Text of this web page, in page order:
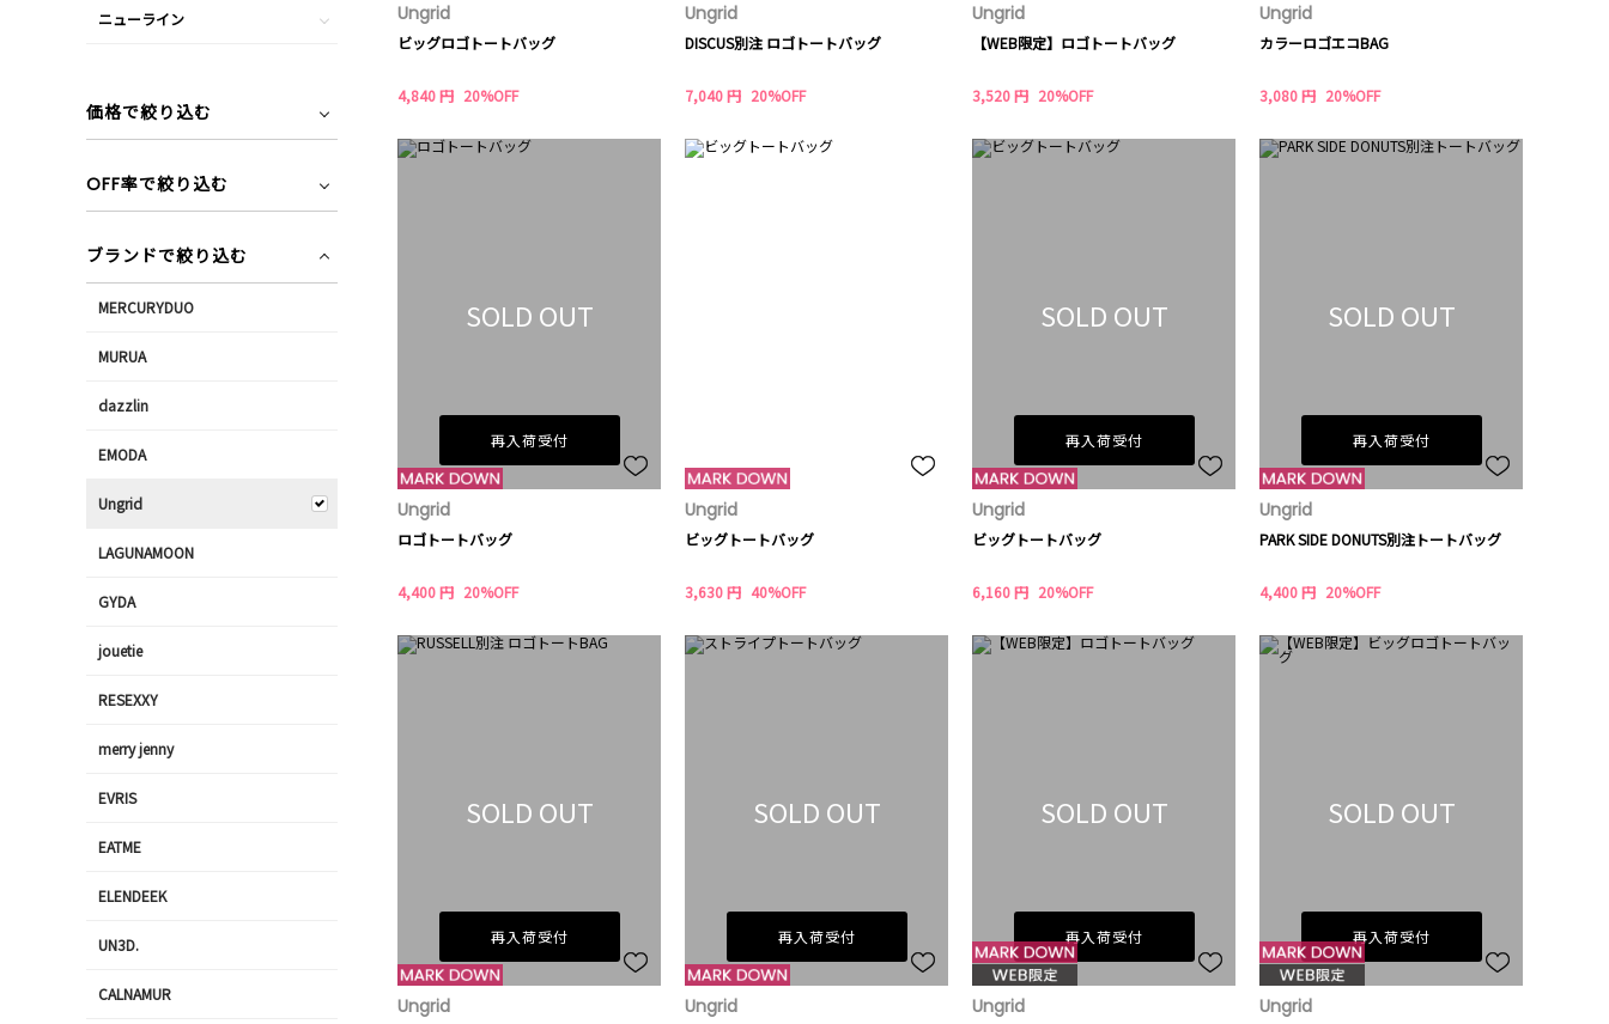
Ungrid
ビッグロゴトートバッグ
4,840 円 20%OFF
Ungrid
DISCUS別注 ロゴトートバッグ
7,040 円 20%OFF
Ungrid
【WEB限定】ロゴトートバッグ
3,520 円 20%OFF
Ungrid
カラーロゴエコBAG
3,080 円 20%OFF
SOLD OUT
再入荷受付
Ungrid
ロゴトートバッグ
4,400 円 20%OFF
Ungrid
ビッグトートバッグ
3,630 円 40%OFF
SOLD OUT
再入荷受付
Ungrid
ビッグトートバッグ
6,160 円 20%OFF
SOLD OUT
再入荷受付
Ungrid
PARK SIDE DONUTS別注トートバッグ
4,400 円 20%OFF
SOLD OUT
再入荷受付
Ungrid
SOLD OUT
再入荷受付
Ungrid
SOLD OUT
再入荷受付
Ungrid
SOLD OUT
再入荷受付
Ungrid
ニューライン
価格で絞り込む
OFF率で絞り込む
ブランドで絞り込む
MERCURYDUO
MURUA
dazzlin
EMODA
Ungrid
LAGUNAMOON
GYDA
jouetie
RESEXXY
merry jenny
EVRIS
EATME
ELENDEEK
UN3D.
CALNAMUR